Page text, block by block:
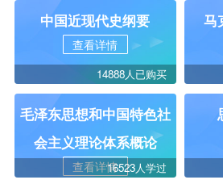
中国近现代史纲要
查看详情
14888人已购买
马
毛泽东思想和中国特色社
会主义理论体系概论
查看详情16523人学过